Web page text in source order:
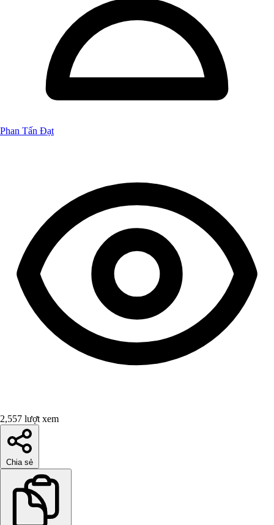
Phan Tấn Đạt
2,557 lượt xem
Chia sẻ